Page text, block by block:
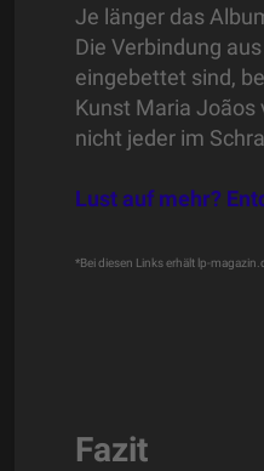
Je länger das
Die Verbindung
eingebettet sind,
Kunst Maria Joãos
nicht jeder im
Lust auf mehr?
*Bei diesen Links erhält lp-
Fazit